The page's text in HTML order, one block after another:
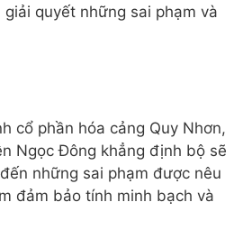
quyết những sai phạm và
cổ phần hóa cảng Quy Nhơn,
Ngọc Đông khẳng định bộ sẽ
những sai phạm được nêu
đảm bảo tính minh bạch và